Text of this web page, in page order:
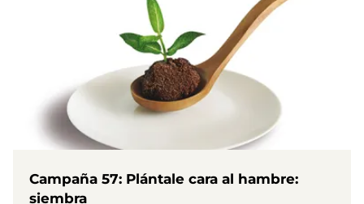
Campaña 57: Plántale cara al hambre:
siembra